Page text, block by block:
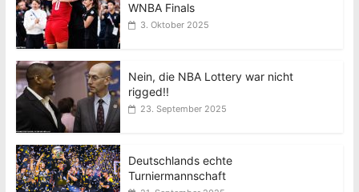
WNBA Finals
3. Oktober 2025
Nein, die NBA Lottery war nicht
rigged!!
23. September 2025
Deutschlands echte
Turniermannschaft